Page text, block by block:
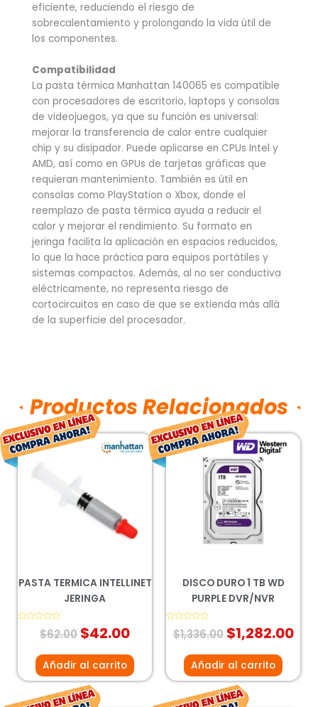
eficiente, reduciendo el riesgo de
sobrecalentamiento y prolongando la vida útil de
los componentes.
Compatibilidad
La pasta térmica Manhattan 140065 es compatible
con procesadores de escritorio, laptops y consolas
de videojuegos, ya que su función es universal:
mejorar la transferencia de calor entre cualquier
chip y su disipador. Puede aplicarse en CPUs Intel y
AMD, así como en GPUs de tarjetas gráficas que
requieran mantenimiento. También es útil en
consolas como PlayStation o Xbox, donde el
reemplazo de pasta térmica ayuda a reducir el
calor y mejorar el rendimiento. Su formato en
jeringa facilita la aplicación en espacios reducidos,
lo que la hace práctica para equipos portátiles y
sistemas compactos. Además, al no ser conductiva
eléctricamente, no representa riesgo de
cortocircuitos en caso de que se extienda más allá
de la superficie del procesador.
Productos Relacionados
PASTA TERMICA INTELLINET
JERINGA
Valorado$62.00
El
precio
era:
$62.00.
$42.00
El
precio
Añadir al carrito
DISCO DURO 1 TB WD
PURPLE DVR/NVR
Valorado
con
$1,336.00
El
precio
original
era:
$1,336.00.
$1,282.00
El
Añadir al carrito